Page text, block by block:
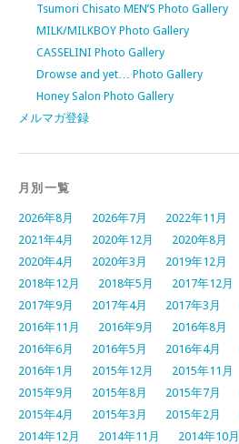
Tsumori Chisato MEN’S Photo Gallery
MILK/MILKBOY Photo Gallery
CASSELINI Photo Gallery
Drowse and yet… Photo Gallery
Honey Salon Photo Gallery
メルマガ登録
月別一覧
2026年8月 2026年7月 2022年11月
2021年4月
2020年12月 2020年8月
2020年4月
2020年3月 2019年12月
2018年12月
2018年5月 2017年12月
2017年9月
2017年4月 2017年3月
2016年11月
2016年9月 2016年8月
2016年6月
2016年5月 2016年4月
2016年1月
2015年12月 2015年11月
2015年9月
2015年8月 2015年7月
2015年4月
2015年3月 2015年2月
2014年12月
2014年11月 2014年10月